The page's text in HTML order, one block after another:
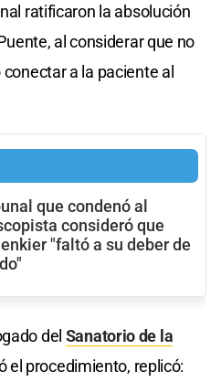
ratificaron la absolución
al considerar que no
a la paciente al
que condenó al
consideró que
"faltó a su deber de
del Sanatorio de la
el procedimiento, replicó: